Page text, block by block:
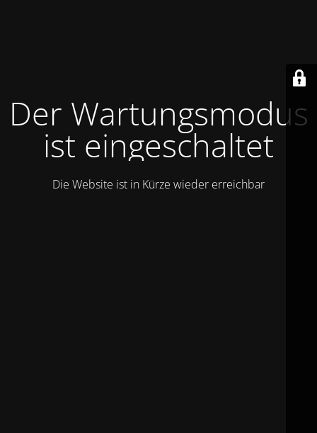
Der Wartungsmodus
ist eingeschaltet
Die Website ist in Kürze wieder erreichbar